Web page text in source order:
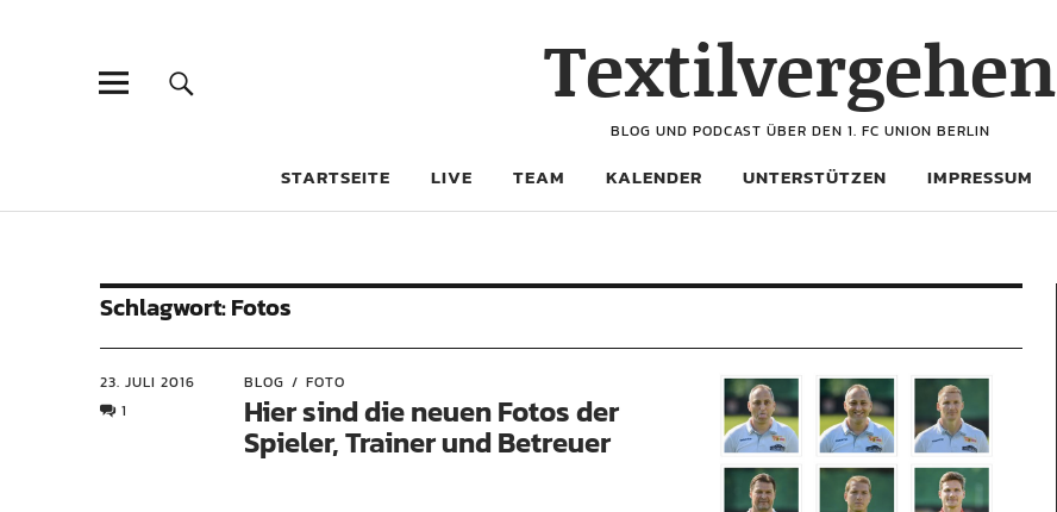
Textilvergehen
BLOG UND PODCAST ÜBER DEN 1. FC UNION BERLIN
STARTSEITE LIVE TEAM KALENDER UNTERSTÜTZEN IMPRESSUM
Schlagwort:Fotos
23. JULI 2016
1
BLOG FOTO
Hier sind die neuen Fotos der
Spieler, Trainer und Betreuer